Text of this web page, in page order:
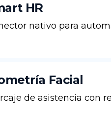
HR
nativo para
Facial
de asistencia con